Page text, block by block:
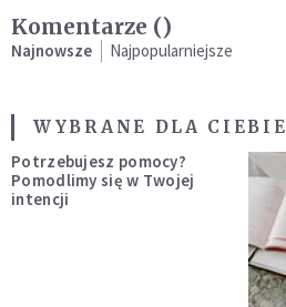
Komentarze ()
Najnowsze Najpopularniejsze
WYBRANE DLA CIEBIE
Potrzebujesz pomocy?
Pomodlimy się w Twojej
intencji